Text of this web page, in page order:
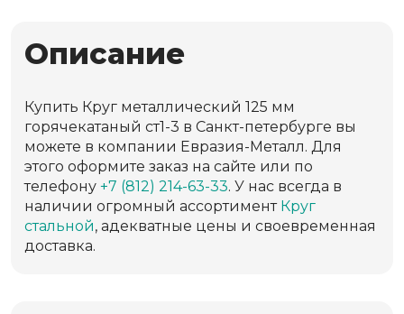
Описание
Купить Круг металлический 125 мм
горячекатаный ст1-3 в Санкт-петербурге вы
можете в компании Евразия-Металл. Для
этого оформите заказ на сайте или по
телефону +7 (812) 214-63-33. У нас всегда в
наличии огромный ассортимент Круг
стальной, адекватные цены и своевременная
доставка.